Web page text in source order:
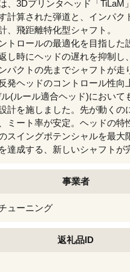
、3Dプリンタヘッド「TiLaM
計算された弾道と、インパク
、飛距離特化型シャフト。
トロールの最適化を目指した
し時にヘッドの遅れを抑制し
パクトの先までシャフトが走
発ヘッドのコントロール性向
(ルール適合ヘッド)において
計を施しました。先が動くの
ミート率が安定。ヘッドの特
スイングポテンシャルを最大
達成する、新しいシャフトが
事業者
ューニング
返礼品ID